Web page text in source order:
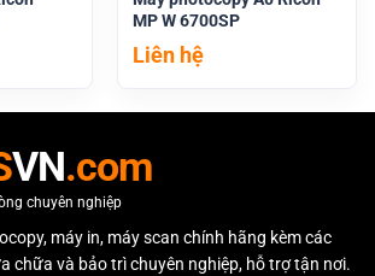
MP W 6700SP
Liên hệ
VN.com
chuyên nghiệp
máy in, máy scan chính hãng kèm các
chữa và bảo trì chuyên nghiệp, hỗ trợ tận nơi.